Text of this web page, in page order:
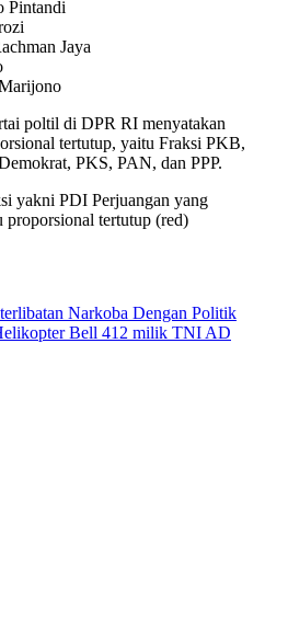
Pintandi
Jaya
poltil di DPR RI menyatakan
tertutup, yaitu Fraksi PKB,
PKS, PAN, dan PPP.
yakni PDI Perjuangan yang
proporsional tertutup (red)
Narkoba Dengan Politik
Bell 412 milik TNI AD